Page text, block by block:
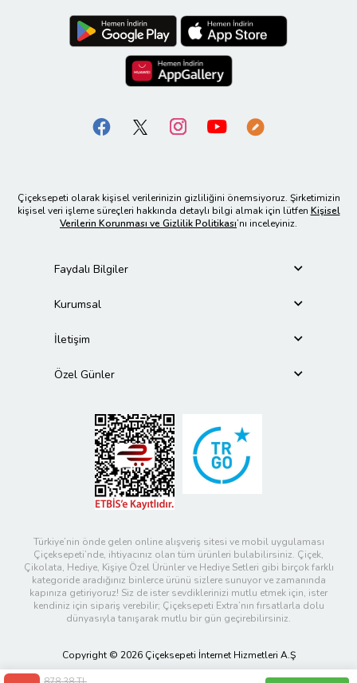
Çiçeksepeti olarak kişisel verilerinizin gizliliğini önemsiyoruz. Şirketimizin
kişisel veri işleme süreçleri hakkında detaylı bilgi almak için lütfen Kişisel
Verilerin Korunması ve Gizlilik Politikası’nı inceleyiniz.
Faydalı Bilgiler
Kurumsal
İletişim
Özel Günler
Türkiye’nin önde gelen online alışveriş sitesi ve mobil uygulaması
Çiçeksepeti’nde, ihtiyacınız olan tüm ürünleri bulabilirsiniz. Çiçek,
Çikolata, Hediye, Kişiye Özel Ürünler ve Hediye Setleri gibi birçok farklı
kategoride aradığınız binlerce ürünü sizlere sunuyor ve zamanında
kapınıza getiriyoruz! Siz de ister sevdiklerinizi mutlu etmek için, ister
kendiniz için sipariş verebilir; Çiçeksepeti Extra’nın fırsatlarla dolu
dünyasıyla tanışarak mutlu bir gün geçirebilirsiniz.
Copyright © 2026 Çiçeksepeti İnternet Hizmetleri A.Ş